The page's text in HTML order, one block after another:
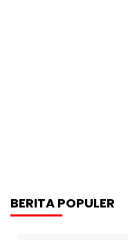
BERITA POPULER